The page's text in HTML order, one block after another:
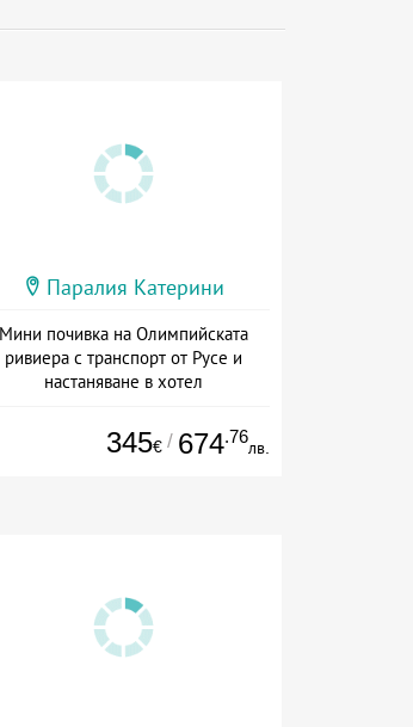
Паралия Катерини
Мини почивка на Олимпийската
ривиера с транспорт от Русе и
настаняване в хотел
345€ / 674.76
лв.